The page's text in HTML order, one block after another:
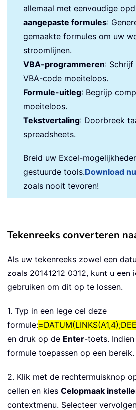
allemaal met eenvoudige
aangepaste formules:
gemaakte formules om uw
stroomlijnen.
VBA-programmeren: Schrijf
VBA-code moeiteloos.
Formule-uitleg: Begrijp
moeiteloos.
Tekstvertaling: Doorbreek
spreadsheets.
Breid uw Excel-
gestuurde tools.Download nu
zoals nooit tevoren!
Tekenreeks converteren
Als uw tekenreeks zowel een
zoals 20141212 0312, kunt u een
gebruiken om dit op te lossen.
1. Typ in een lege cel deze
formule:
en druk op de Enter-toets.
formule toepassen op een bereik.
2. Klik met de rechtermuisknop
cellen en kies Celopmaak
contextmenu. Selecteer